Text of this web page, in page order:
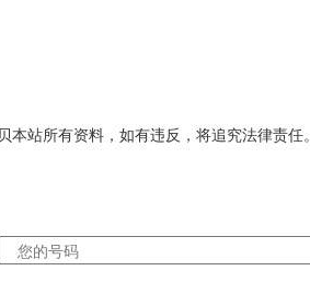
站所有资料，如有违反，将追究法律责任。